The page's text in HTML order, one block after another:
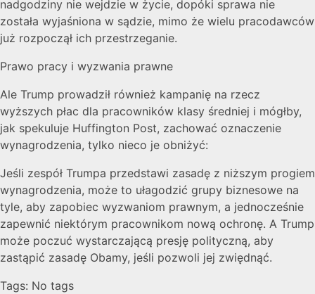
nadgodziny nie wejdzie w życie, dopóki sprawa nie
została wyjaśniona w sądzie, mimo że wielu pracodawców
już rozpoczął ich przestrzeganie.
Prawo pracy i wyzwania prawne
Ale Trump prowadził również kampanię na rzecz
wyższych płac dla pracowników klasy średniej i mógłby,
jak spekuluje Huffington Post, zachować oznaczenie
wynagrodzenia, tylko nieco je obniżyć:
Jeśli zespół Trumpa przedstawi zasadę z niższym progiem
wynagrodzenia, może to ułagodzić grupy biznesowe na
tyle, aby zapobiec wyzwaniom prawnym, a jednocześnie
zapewnić niektórym pracownikom nową ochronę. A Trump
może poczuć wystarczającą presję polityczną, aby
zastąpić zasadę Obamy, jeśli pozwoli jej zwiędnąć.
Tags: No tags